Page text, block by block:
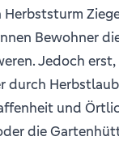
Bewohner
Jedoch
durch
und
die